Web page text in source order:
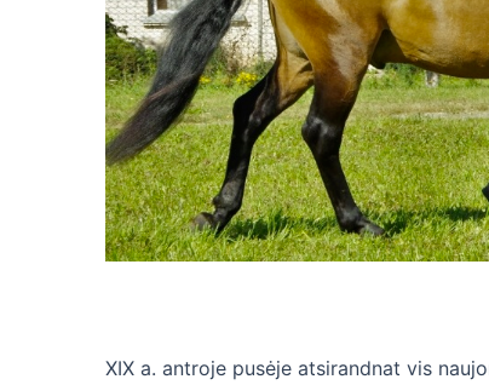
XIX a. antroje pusėje atsirandnat vis